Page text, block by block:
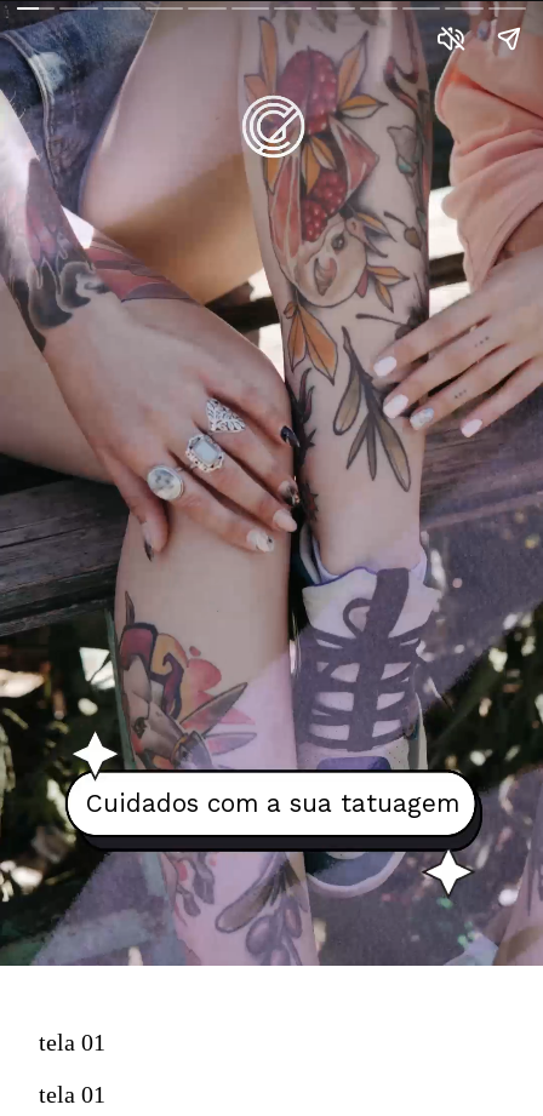
Cuidados com a sua tatuagem
tela 01
tela 01